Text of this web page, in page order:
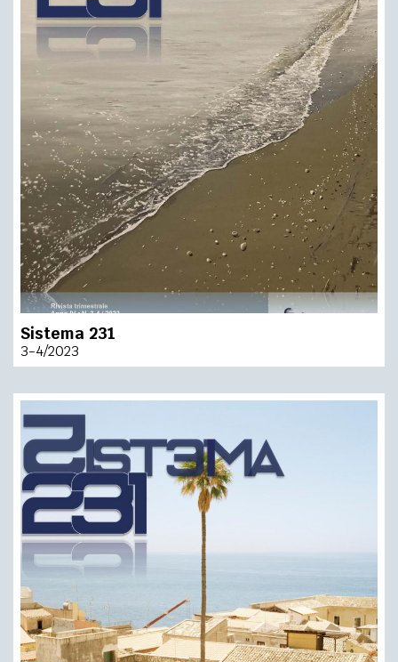
Sistema 231
3-4/2023